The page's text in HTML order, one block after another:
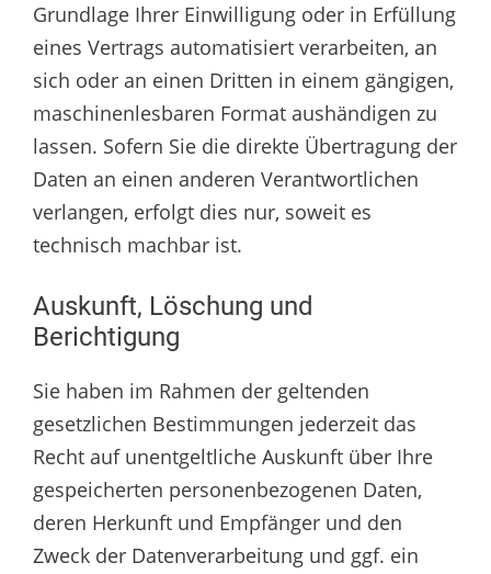
Grundlage Ihrer Einwilligung oder in Erfüllung
eines Vertrags automatisiert verarbeiten, an
sich oder an einen Dritten in einem gängigen,
maschinenlesbaren Format aushändigen zu
lassen. Sofern Sie die direkte Übertragung der
Daten an einen anderen Verantwortlichen
verlangen, erfolgt dies nur, soweit es
technisch machbar ist.
Auskunft, Löschung und
Berichtigung
Sie haben im Rahmen der geltenden
gesetzlichen Bestimmungen jederzeit das
Recht auf unentgeltliche Auskunft über Ihre
gespeicherten personenbezogenen Daten,
deren Herkunft und Empfänger und den
Zweck der Datenverarbeitung und ggf. ein